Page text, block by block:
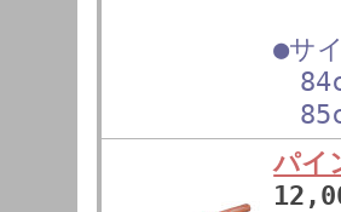
●サ
パイ